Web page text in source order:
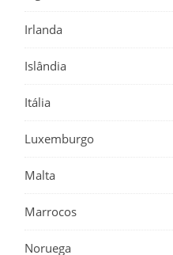
Irlanda
Islândia
Itália
Luxemburgo
Malta
Marrocos
Noruega